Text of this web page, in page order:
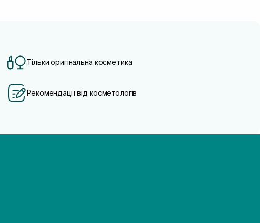
Тільки оригінальна косметика
Рекомендації від косметологів